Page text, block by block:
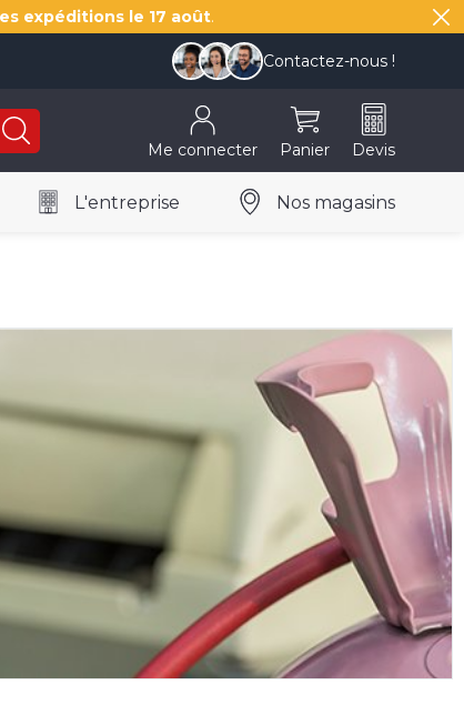
expéditions le 17 août.
Contactez-nous !
Me connecter Panier Devis
L'entreprise Nos magasins